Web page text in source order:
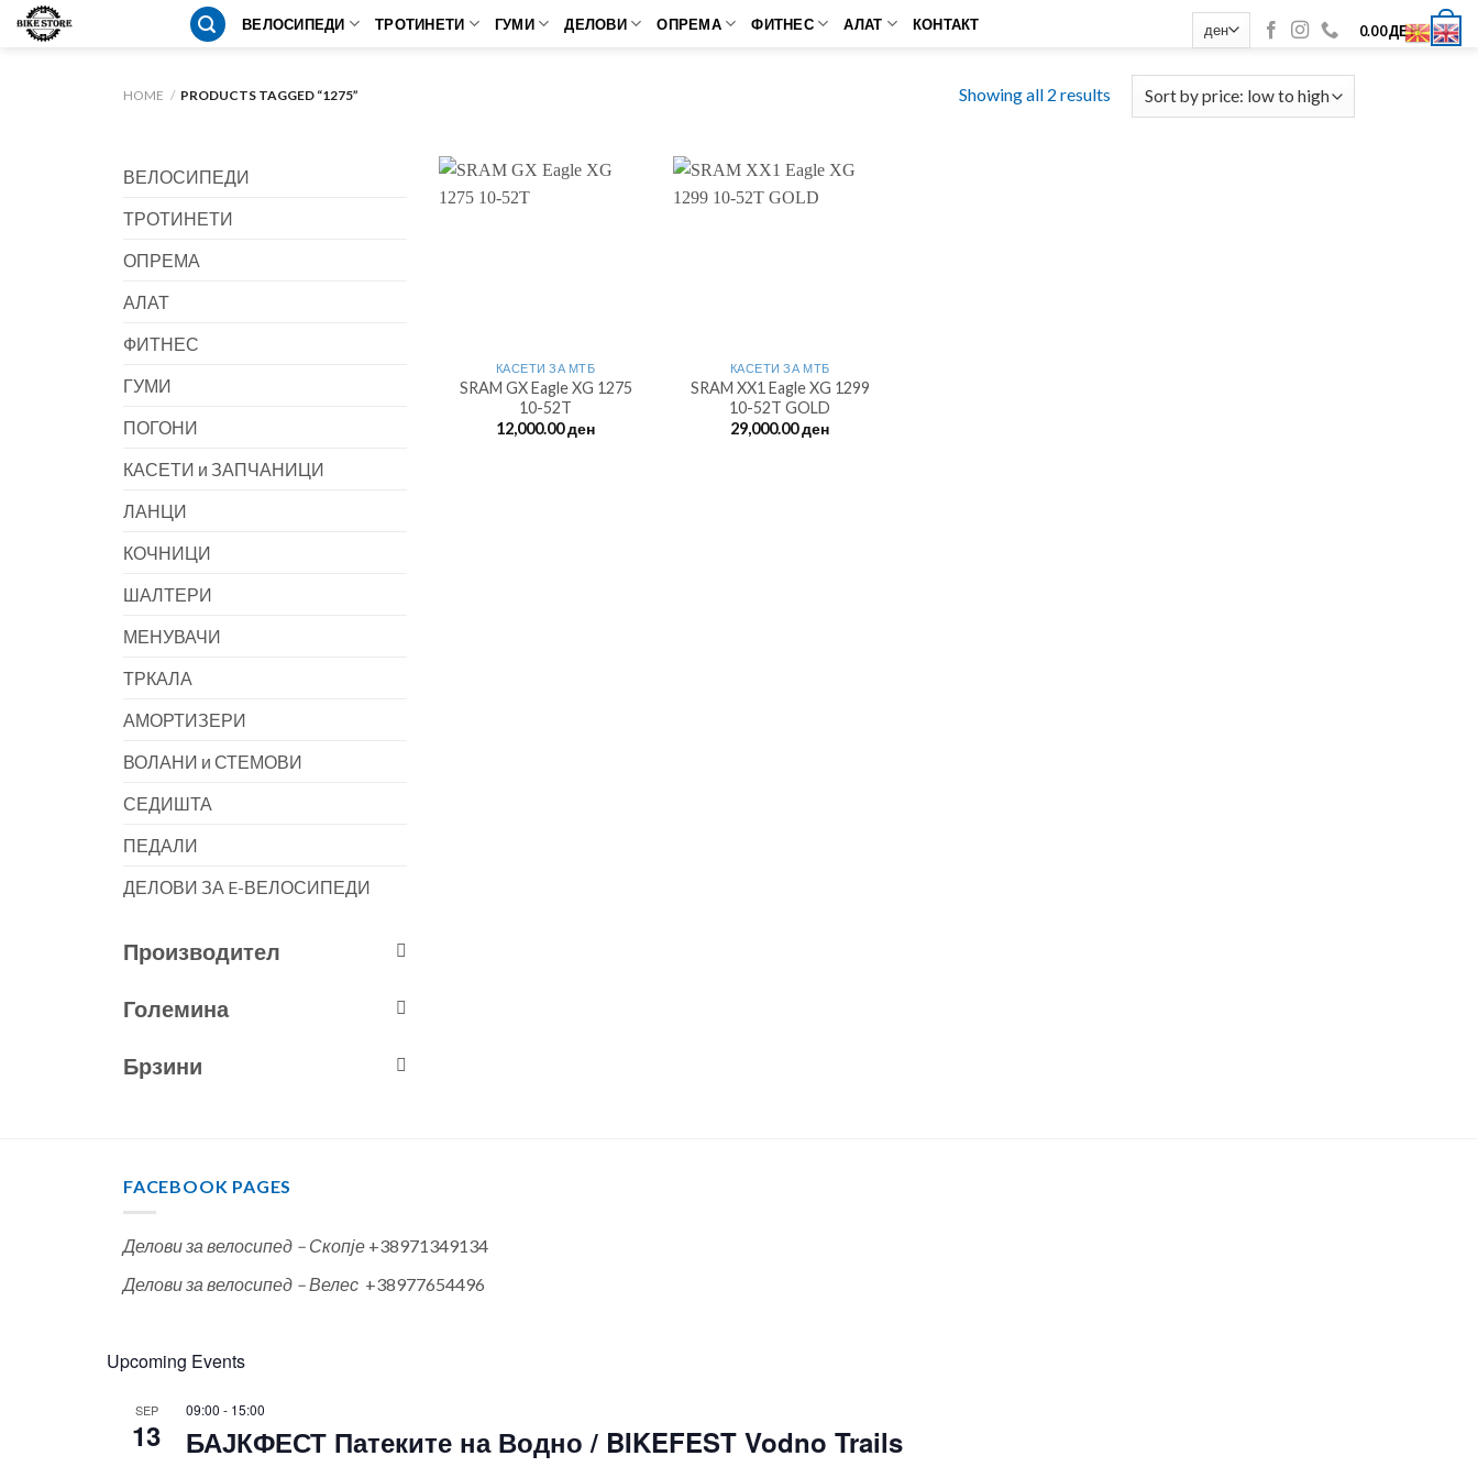
Skip
ВЕЛОСИПЕДИ ТРОТИНЕТИ ГУМИ ДЕЛОВИ ОПРЕМА ФИТНЕС АЛАТ КОНТАКТ 0.00ДЕН 0
HOME / PRODUCTS TAGGED “1275” Showing all 2 results
ВЕЛОСИПЕДИ
ТРОТИНЕТИ
ОПРЕМА
АЛАТ
ФИТНЕС
ГУМИ
ПОГОНИ
КАСЕТИ и ЗАПЧАНИЦИ
ЛАНЦИ
КОЧНИЦИ
ШАЛТЕРИ
МЕНУВАЧИ
ТРКАЛА
АМОРТИЗЕРИ
ВОЛАНИ и СТЕМОВИ
СЕДИШТА
ПЕДАЛИ
ДЕЛОВИ ЗА E-ВЕЛОСИПЕДИ
Производител
Големина
Брзини
КАСЕТИ ЗА МТБ
SRAM GX Eagle XG 1275
10-52T
12,000.00ден
КАСЕТИ ЗА МТБ
SRAM XX1 Eagle XG 1299
10-52T GOLD
29,000.00ден
FACEBOOK PAGES
Делови за велосипед – Скопје +38971349134
Делови за велосипед – Велес +38977654496
Upcoming Events
SEP
13
09:00 - 15:00
БАЈКФЕСТ Патеките на Водно / BIKEFEST Vodno Trails